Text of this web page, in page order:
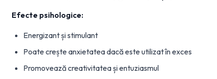
Efecte psihologice:
Energizant și stimulant
Poate crește anxietatea dacă este utilizat în exces
Promovează creativitatea și entuziasmul